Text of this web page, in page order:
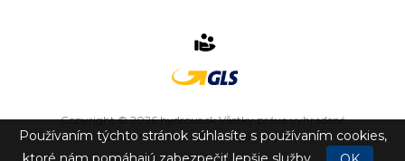
Copyright © 2026 hydrous.sk Všetky práva vyhradené
eshop na mieruvytvorilovibration.sk
Používaním týchto stránok súhlasíte s používaním cookies,